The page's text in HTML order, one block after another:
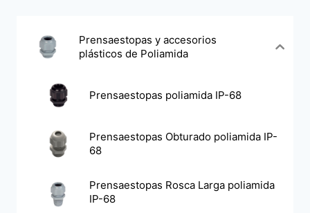
Prensaestopas y accesorios
plásticos de Poliamida
Prensaestopas poliamida IP-68
Prensaestopas Obturado poliamida IP-
68
Prensaestopas Rosca Larga poliamida
IP-68